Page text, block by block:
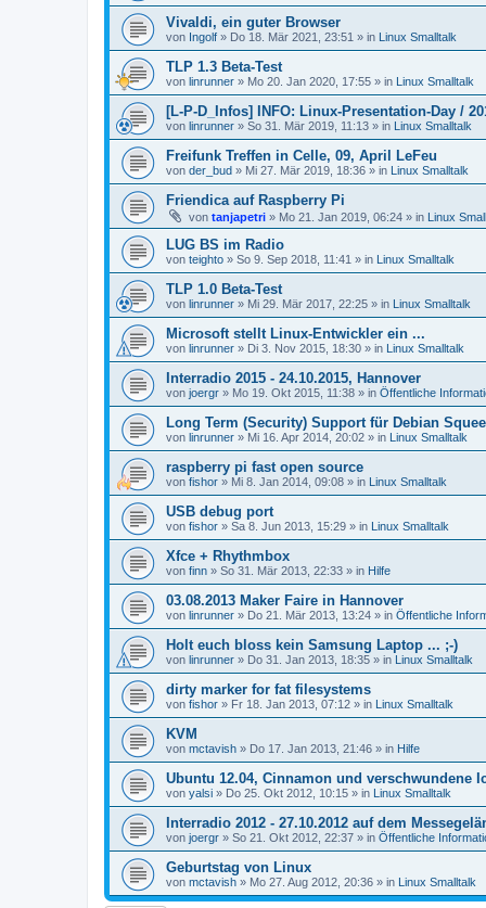
Vivaldi, ein guter Browser
von Ingolf » Do 18. Mär 2021, 23:51 » in Linux Smalltalk
TLP 1.3 Beta-Test
von linrunner » Mo 20. Jan 2020, 17:55 » in Linux Smalltalk
[L-P-D_Infos] INFO: Linux-Presentation-Day /
von linrunner » So 31. Mär 2019, 11:13 » in Linux Smalltalk
Freifunk Treffen in Celle, 09, April LeFeu
von der_bud » Mi 27. Mär 2019, 18:36 » in Linux Smalltalk
Friendica auf Raspberry Pi
von tanjapetri » Mo 21. Jan 2019, 06:24 » in Linux
LUG BS im Radio
von teighto » So 9. Sep 2018, 11:41 » in Linux Smalltalk
TLP 1.0 Beta-Test
von linrunner » Mi 29. Mär 2017, 22:25 » in Linux Smalltalk
Microsoft stellt Linux-Entwickler ein ...
von linrunner » Di 3. Nov 2015, 18:30 » in Linux Smalltalk
Interradio 2015 - 24.10.2015, Hannover
von joergr » Mo 19. Okt 2015, 11:38 » in Öffentliche
Long Term (Security) Support für Debian
von linrunner » Mi 16. Apr 2014, 20:02 » in Linux Smalltalk
raspberry pi fast open source
von fishor » Mi 8. Jan 2014, 09:08 » in Linux Smalltalk
USB debug port
von fishor » Sa 8. Jun 2013, 15:29 » in Linux Smalltalk
Xfce + Rhythmbox
von finn » So 31. Mär 2013, 22:33 » in Hilfe
03.08.2013 Maker Faire in Hannover
von linrunner » Do 21. Mär 2013, 13:24 » in Öffentliche
Holt euch bloss kein Samsung Laptop ... ;-)
von linrunner » Do 31. Jan 2013, 18:35 » in Linux Smalltalk
dirty marker for fat filesystems
von fishor » Fr 18. Jan 2013, 07:12 » in Linux Smalltalk
KVM
von mctavish » Do 17. Jan 2013, 21:46 » in Hilfe
Ubuntu 12.04, Cinnamon und verschwundene
von yalsi » Do 25. Okt 2012, 10:15 » in Linux Smalltalk
Interradio 2012 - 27.10.2012 auf dem
von joergr » So 21. Okt 2012, 22:37 » in Öffentliche
Geburtstag von Linux
von mctavish » Mo 27. Aug 2012, 20:36 » in Linux Smalltalk